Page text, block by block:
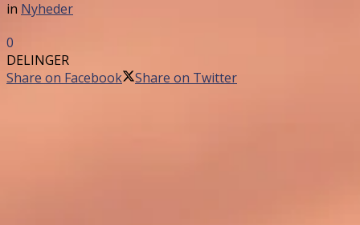
in Nyheder
0
DELINGER
Share on Facebook
Share on Twitter